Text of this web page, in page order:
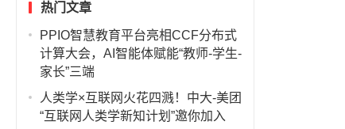
热门文章
PPIO智慧教育平台亮相CCF分布式
计算大会，AI智能体赋能“教师-学生-
家长”三端
人类学×互联网火花四溅！中大-美团
“互联网人类学新知计划”邀你加入